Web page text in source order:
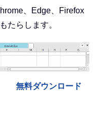
、Edge、Firefox
たらします。
無料ダウンロード